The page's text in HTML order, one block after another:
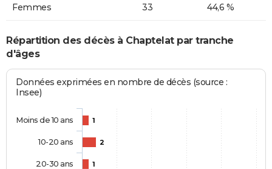
Femmes 33 44,6 %
Répartition des décès à Chaptelat par tranche
d'âges
Données exprimées en nombre de décès (source :
Insee)
1
2
1
Moins de 10 ans
10-20 ans
20-30 ans